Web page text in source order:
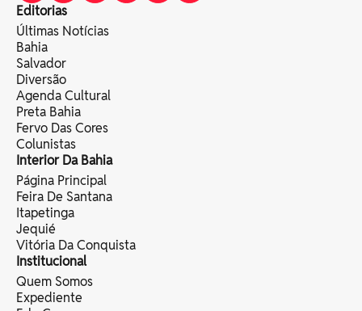
Editorias
Últimas Notícias
Bahia
Salvador
Diversão
Agenda Cultural
Preta Bahia
Fervo Das Cores
Colunistas
Interior Da Bahia
Página Principal
Feira De Santana
Itapetinga
Jequié
Vitória Da Conquista
Institucional
Quem Somos
Expediente